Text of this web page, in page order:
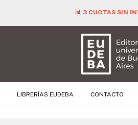
📊 3 CUOTAS SIN
LIBRERÍAS EUDEBA CONTACTO